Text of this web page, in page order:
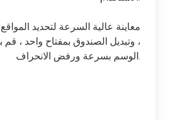
معاينة عالية السرعة لتحديد
، وتبديل الصندوق بمفتاح واحد ،
الوسم بسرعة ورفض الانحراف.